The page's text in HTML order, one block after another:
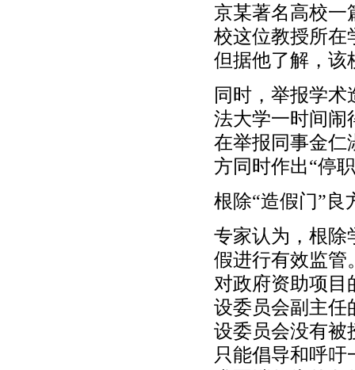
京某著名高校一
校这位教授所在
但据他了解，该
同时，举报学
法大学一时间闹
在举报同事金仁
方同时作出“停
根除“造假门”良
专家认为，根除
假进行有效监管
对政府资助项目
设委员会副主任
设委员会没有被
只能倡导和呼